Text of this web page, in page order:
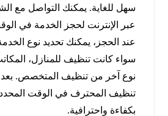
سهل للغاية. يمكنك التواصل مع
عبر الإنترنت لحجز الخدمة في
عند الحجز، يمكنك تحديد نوع
سواء كانت تنظيف للمنازل،
نوع آخر من تنظيف المتخصص.
تنظيف المحترف في الوقت المحدد
بكفاءة واحترافية.